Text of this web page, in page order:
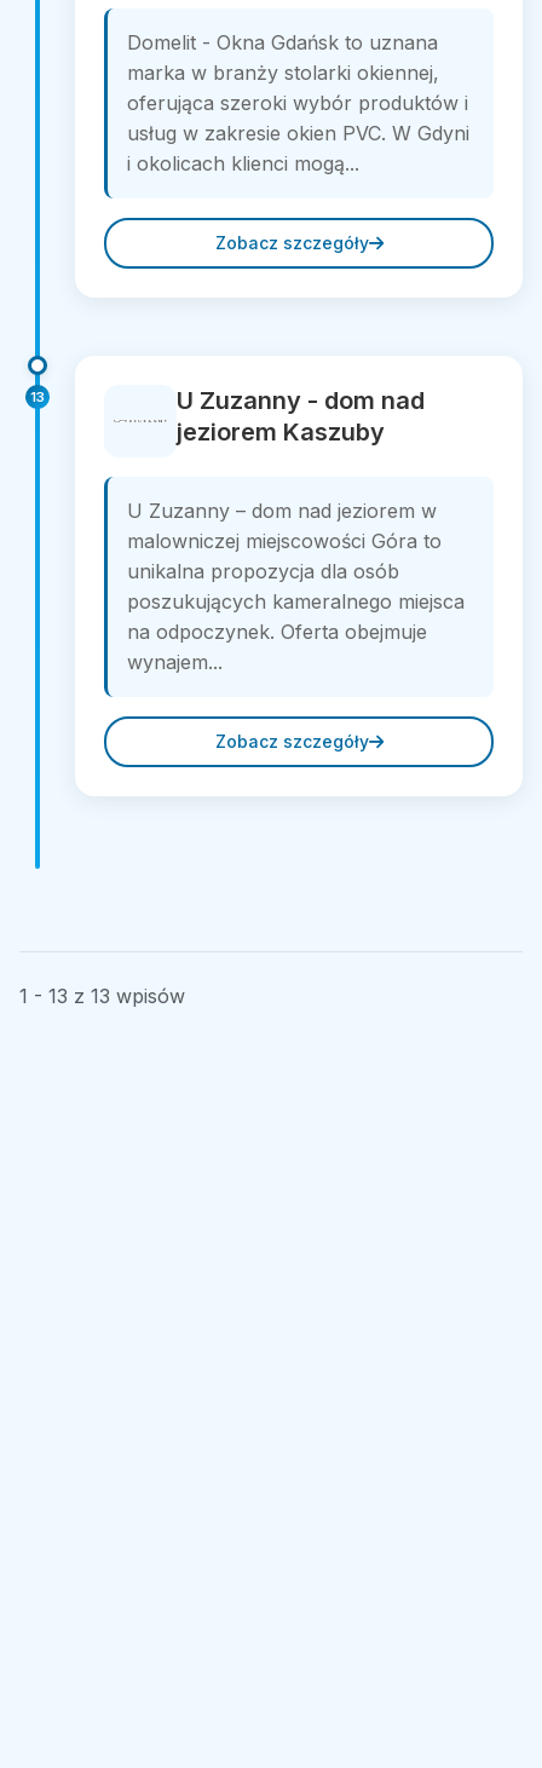
Domelit - Okna Gdańsk to uznana
marka w branży stolarki okiennej,
oferująca szeroki wybór produktów i
usług w zakresie okien PVC. W Gdyni
i okolicach klienci mogą...
Zobacz szczegóły
13
U Zuzanny - dom nad
jeziorem Kaszuby
U Zuzanny – dom nad jeziorem w
malowniczej miejscowości Góra to
unikalna propozycja dla osób
poszukujących kameralnego miejsca
na odpoczynek. Oferta obejmuje
wynajem...
Zobacz szczegóły
1 - 13 z 13 wpisów